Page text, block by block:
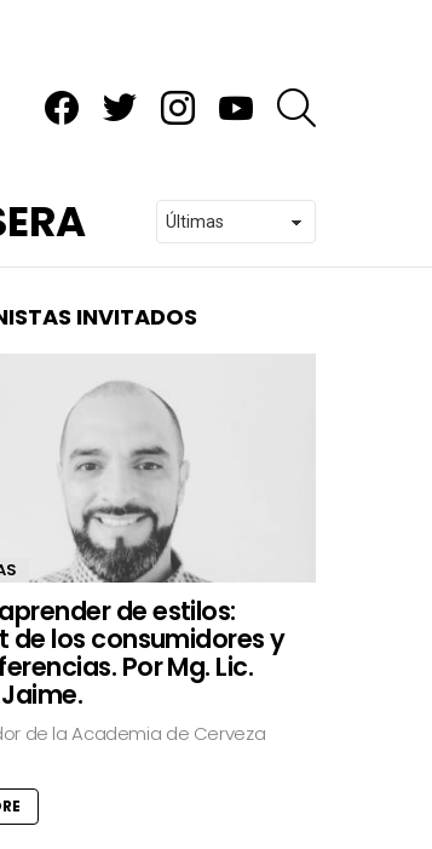
INVITADOS
de estilos:
de los consumidores y
Por Mg. Lic.
de la Academia de Cerveza